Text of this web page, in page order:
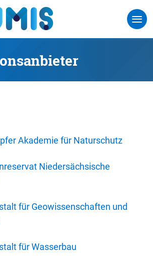
Akademie für Naturschutz
Niedersächsische
für Geowissenschaften und
für Wasserbau